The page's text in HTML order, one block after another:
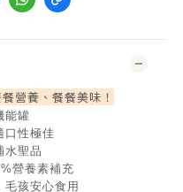
營養、餐餐美味！
能罐
口性極佳
水聖品
營養素補充
孩安心食用